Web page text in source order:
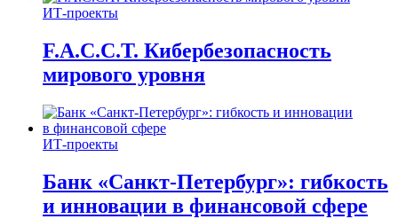
ИТ-проекты
F.A.C.C.T. Кибербезопасность
мирового уровня
ИТ-проекты
Банк «Санкт-Петербург»: гибкость
и инновации в финансовой сфере